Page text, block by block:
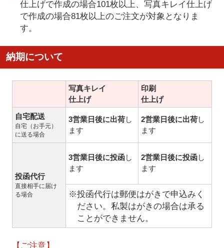
仕上げで作成の場合101枚以上、写真キレイ仕上げ
で作成の場合81枚以上のご注文が対象となりま
す。
納期について
写真キレイ
仕上げ
印刷
仕上げ
自宅配送
自宅（お手元）
に送る場合
3営業日後に出荷し
ます
2営業日後に出荷し
ます
投函代行
直接相手に届け
る場合
3営業日後に投函し
ます
2営業日後に投函し
ます
※投函代行は郵便はがきで申込みく
ださい。私製はがきの場合は承る
ことができません。
【ご注意】